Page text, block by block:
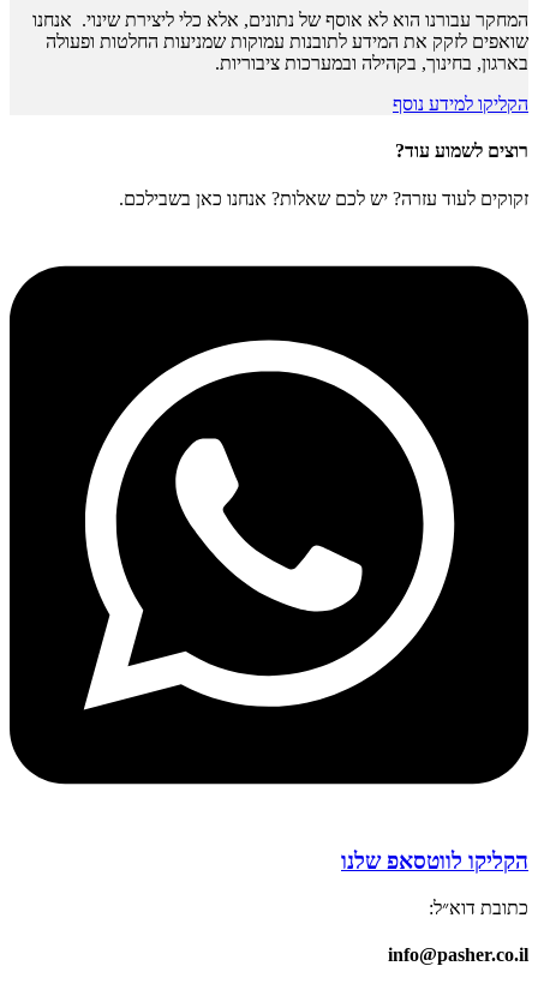
המחקר עבורנו הוא לא אוסף של נתונים, אלא כלי ליצירת שינוי. אנחנו
שואפים לזקק את המידע לתובנות עמוקות שמניעות החלטות ופעולה
בארגון, בחינוך, בקהילה ובמערכות ציבוריות.
הקליקו למידע נוסף
רוצים לשמוע עוד?
זקוקים לעוד עזרה? יש לכם שאלות? אנחנו כאן בשבילכם.
הקליקו לווטסאפ שלנו
כתובת דוא״ל:
info@pasher.co.il